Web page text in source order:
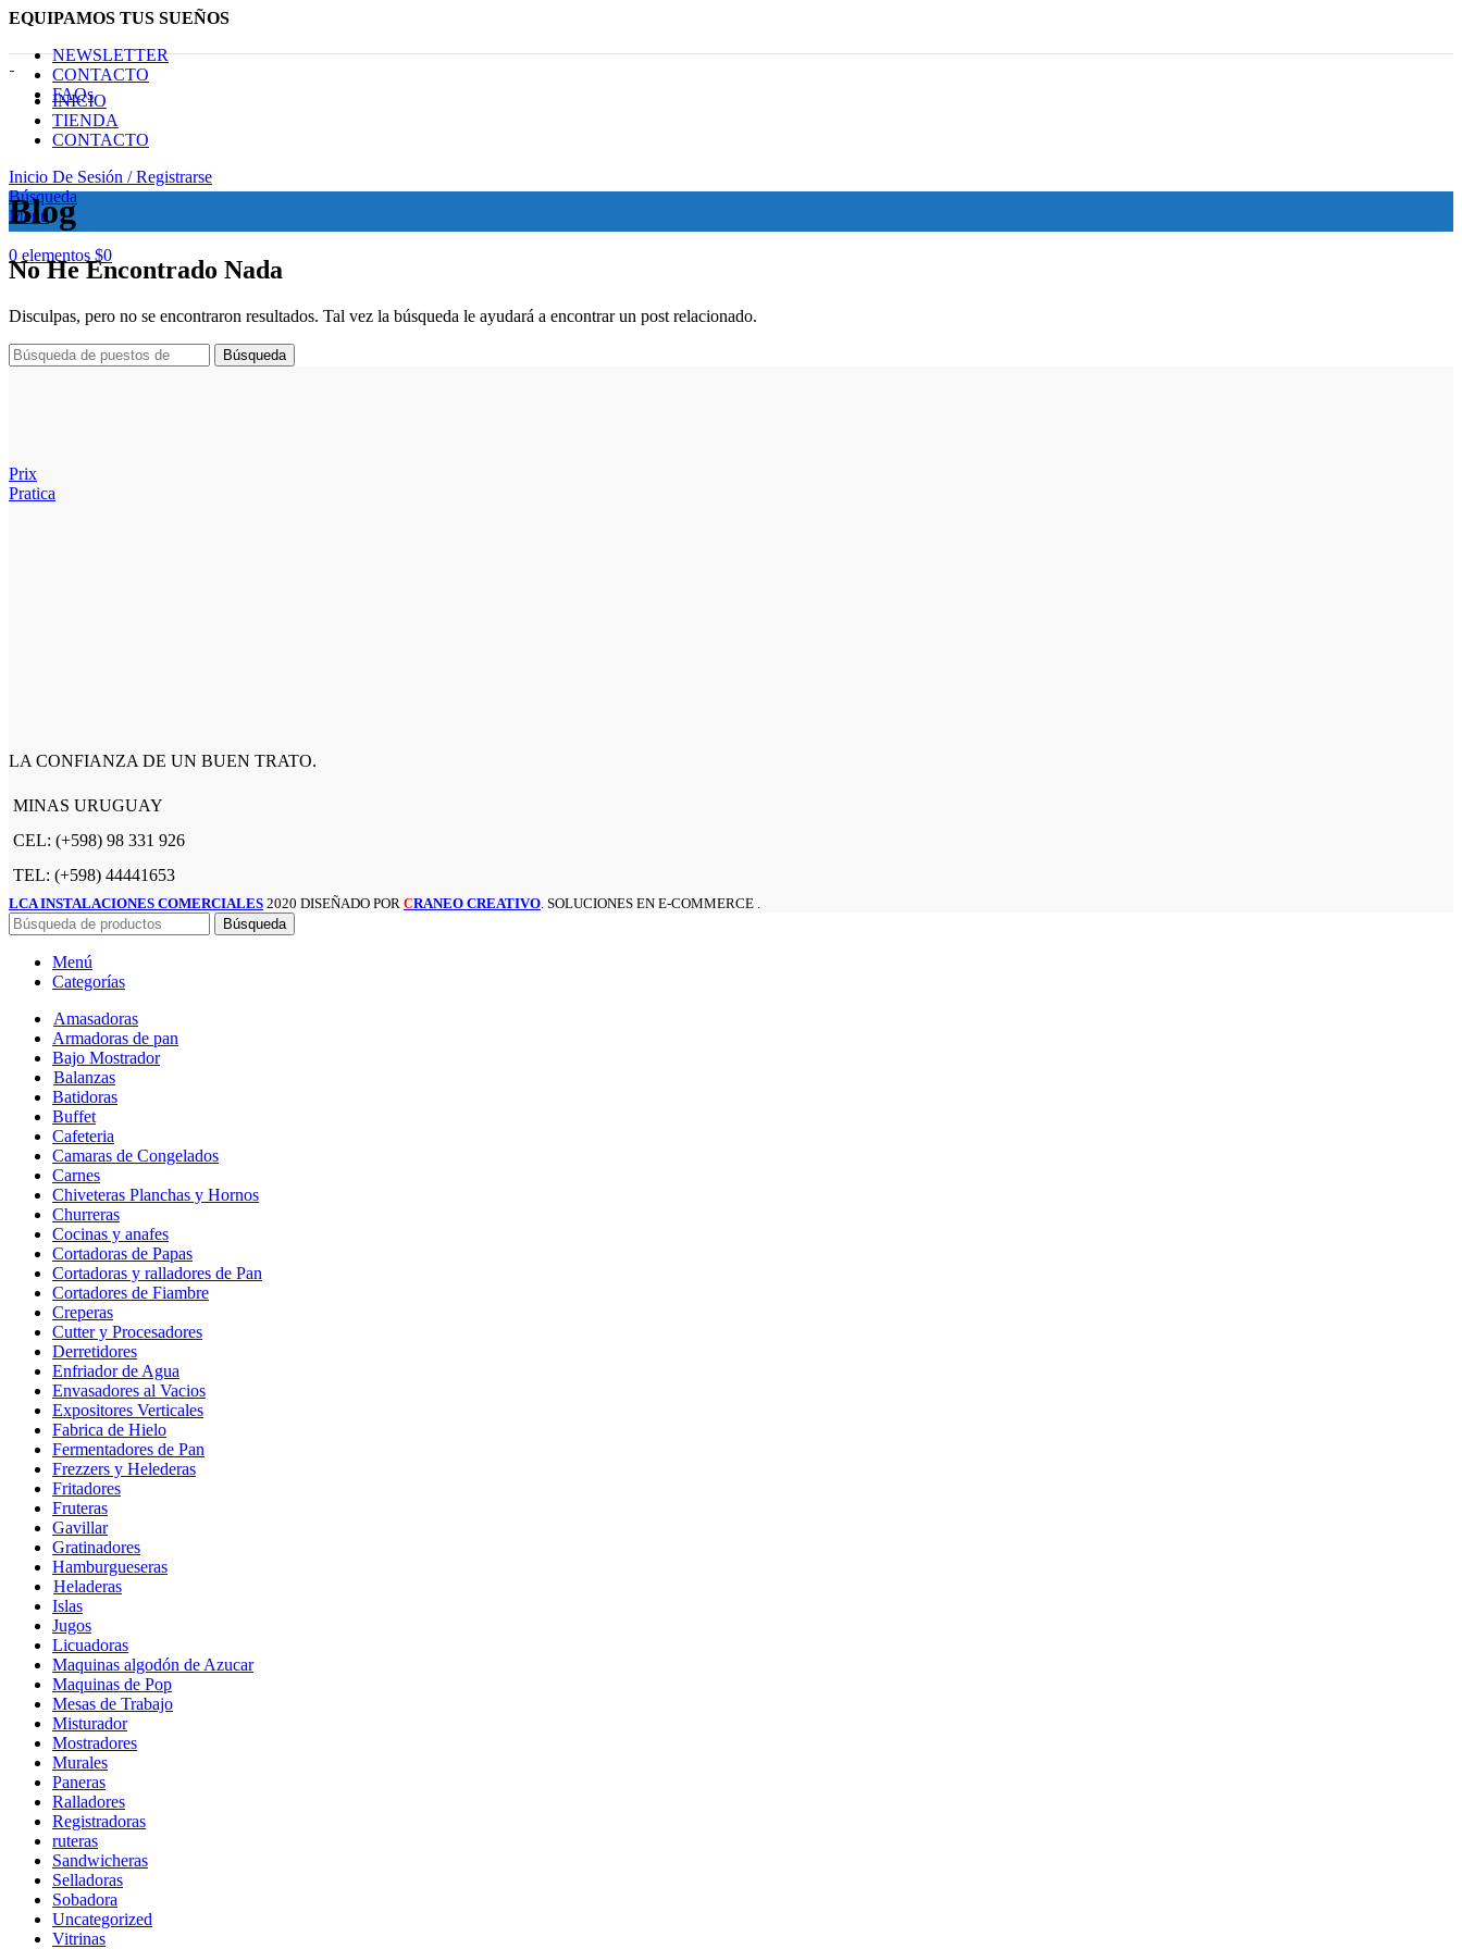
EQUIPAMOS TUS SUEÑOS
NEWSLETTER
CONTACTO
FAQs
INICIO
TIENDA
CONTACTO
Inicio De Sesión / Registrarse
Búsqueda
Menú
0 elementos $0
Blog
No He Encontrado Nada
Disculpas, pero no se encontraron resultados. Tal vez la búsqueda le ayudará a encontrar un post relacionado.
Búsqueda
Prix
Pratica
LA CONFIANZA DE UN BUEN TRATO.
MINAS URUGUAY
CEL: (+598) 98 331 926
TEL: (+598) 44441653
LCA INSTALACIONES COMERCIALES 2020 DISEÑADO POR CRANEO CREATIVO . SOLUCIONES EN E-COMMERCE .
Búsqueda
Menú
Categorías
Amasadoras
Armadoras de pan
Bajo Mostrador
Balanzas
Batidoras
Buffet
Cafeteria
Camaras de Congelados
Carnes
Chiveteras Planchas y Hornos
Churreras
Cocinas y anafes
Cortadoras de Papas
Cortadoras y ralladores de Pan
Cortadores de Fiambre
Creperas
Cutter y Procesadores
Derretidores
Enfriador de Agua
Envasadores al Vacios
Expositores Verticales
Fabrica de Hielo
Fermentadores de Pan
Frezzers y Helederas
Fritadores
Fruteras
Gavillar
Gratinadores
Hamburgueseras
Heladeras
Islas
Jugos
Licuadoras
Maquinas algodón de Azucar
Maquinas de Pop
Mesas de Trabajo
Misturador
Mostradores
Murales
Paneras
Ralladores
Registradoras
ruteras
Sandwicheras
Selladoras
Sobadora
Uncategorized
Vitrinas